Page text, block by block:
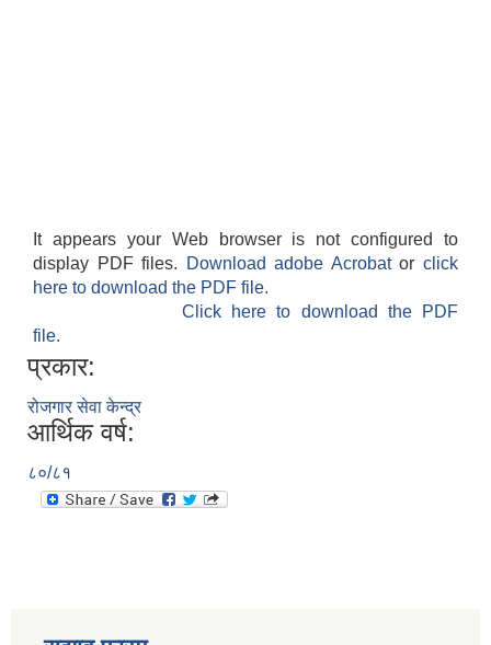
It appears your Web browser is not configured to
display PDF files.
Download adobe Acrobatorclick
here to download the PDF file.
Click here to download the PDF
file.
प्रकार:
रोजगार सेवा केन्द्र
आर्थिक वर्ष:
८०/८१